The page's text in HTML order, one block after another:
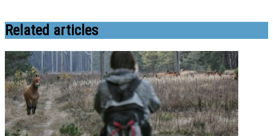
Related articles